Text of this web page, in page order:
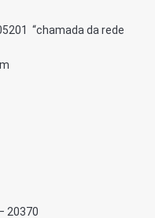
“chamada da rede
20370